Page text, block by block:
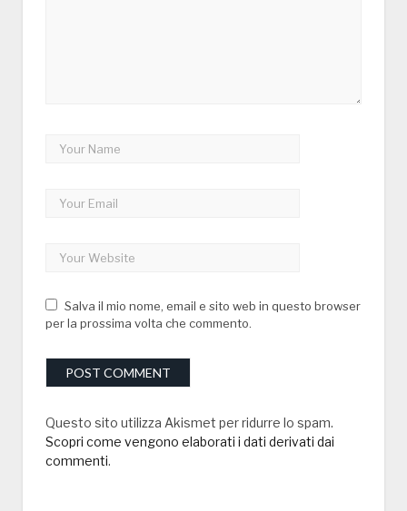
Salva il mio nome, email e sito web in questo browser
per la prossima volta che commento.
Questo sito utilizza Akismet per ridurre lo spam.
Scopri come vengono elaborati i dati derivati dai
commenti.